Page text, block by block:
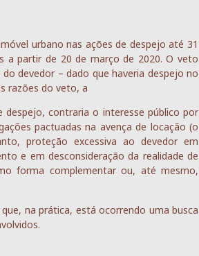
urbano nas ações de despejo até 31
a partir de 20 de março de 2020. O veto
devedor – dado que haveria despejo no
razões do veto, a
despejo, contraria o interesse público por
pactuadas na avença de locação (o
proteção excessiva ao devedor em
e em desconsideração da realidade de
forma complementar ou, até mesmo,
na prática, está ocorrendo uma busca